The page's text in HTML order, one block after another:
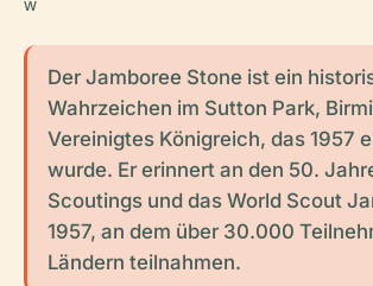
W
Der Jamboree Stone ist ein
Wahrzeichen im Sutton Park,
Vereinigtes Königreich, das 1957
wurde. Er erinnert an den 50.
Scoutings und das World Scout
1957, an dem über 30.000
Ländern teilnahmen.